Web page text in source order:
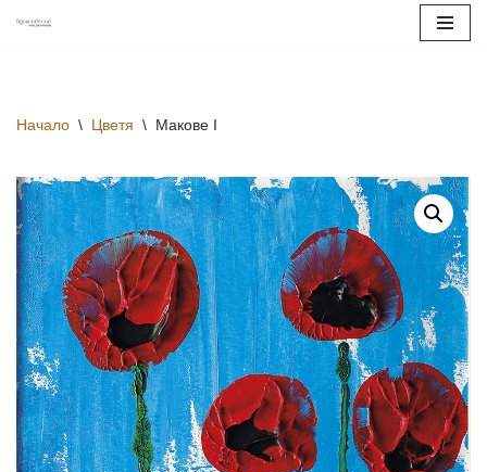
съдържанието
Начало \ Цветя \ Макове I